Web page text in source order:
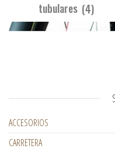
tubulares (4)
ACCESORIOS
CARRETERA